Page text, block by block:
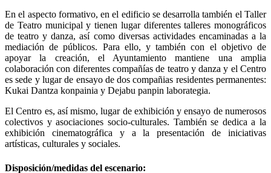
En el aspecto formativo, en el edificio se desarrolla también el Taller
de Teatro municipal y tienen lugar diferentes talleres monográficos
de teatro y danza, así como diversas actividades encaminadas a la
mediación de públicos. Para ello, y también con el objetivo de
apoyar la creación, el Ayuntamiento mantiene una amplia
colaboración con diferentes compañías de teatro y danza y el Centro
es sede y lugar de ensayo de dos compañias residentes permanentes:
Kukai Dantza konpainia y Dejabu panpin laborategia.
El Centro es, así mismo, lugar de exhibición y ensayo de numerosos
colectivos y asociaciones socio-culturales. También se dedica a la
exhibición cinematográfica y a la presentación de iniciativas
artísticas, culturales y sociales.
Disposición/medidas del escenario: